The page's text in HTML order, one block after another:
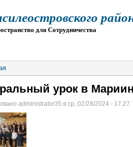
для Сотрудничества
урок в
administrator35 в ср, 02/28/2024 - 17:27